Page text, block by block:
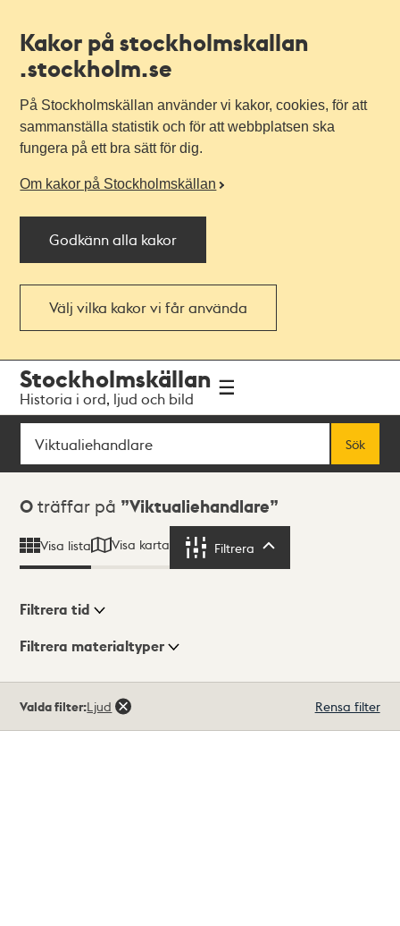
Kakor på stockholmskallan
.stockholm.se
På Stockholmskällan använder vi kakor, cookies, för att
sammanställa statistik och för att webbplatsen ska
fungera på ett bra sätt för dig.
Om kakor på Stockholmskällan
Godkänn alla kakor
Välj vilka kakor vi får använda
navigationen
huvudinnehållet
Stockholmskällan
Historia i ord, ljud och bild
Sök
Sök
Sökresultat
0 träffar på Viktualiehandlare
Visa lista Visa karta Filtrera
Visningsläge
Filtrera tid
Filtrera materialtyper
träffar
Valda filter:Ljud Rensa filter